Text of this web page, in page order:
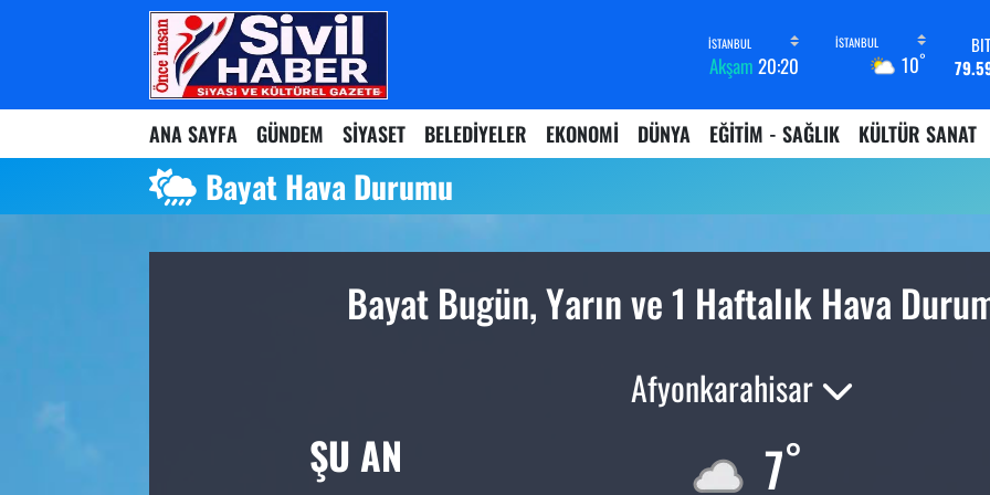
Akşam 20:20 10°
ANA SAYFA GÜNDEM SİYASET BELEDİYELER EKONOMİ DÜNYA EĞİTİM - SAĞLIK KÜLTÜR SANAT
Bayat Hava Durumu
Bayat Bugün, Yarın ve 1 Haftalık Hava
ŞU AN
Afyonkarahisar
7°
Nöbetçi Eczaneler
Hava Durumu
Namaz Vakitleri
Trafik Durumu